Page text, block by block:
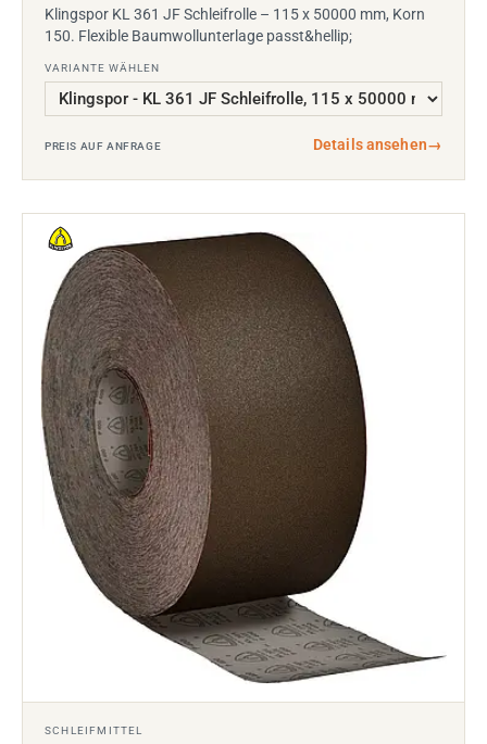
Klingspor KL 361 JF Schleifrolle – 115 x 50000 mm, Korn
150. Flexible Baumwollunterlage passt&hellip;
VARIANTE WÄHLEN
PREIS AUF ANFRAGE Details ansehen→
SCHLEIFMITTEL